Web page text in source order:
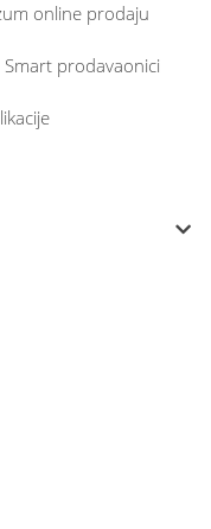
online prodaju
prodavaonici